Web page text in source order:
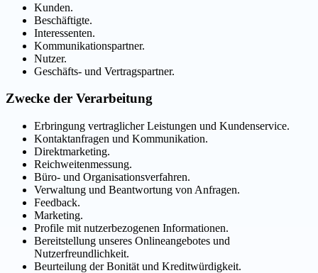
Kunden.
Beschäftigte.
Interessenten.
Kommunikationspartner.
Nutzer.
Geschäfts- und Vertragspartner.
Zwecke der Verarbeitung
Erbringung vertraglicher Leistungen und Kundenservice.
Kontaktanfragen und Kommunikation.
Direktmarketing.
Reichweitenmessung.
Büro- und Organisationsverfahren.
Verwaltung und Beantwortung von Anfragen.
Feedback.
Marketing.
Profile mit nutzerbezogenen Informationen.
Bereitstellung unseres Onlineangebotes und
Nutzerfreundlichkeit.
Beurteilung der Bonität und Kreditwürdigkeit.